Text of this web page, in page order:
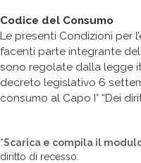
Codice del Consumo
Le presenti Condizioni per
facenti parte integrante
sono regolate dalla legge
decreto legislativo 6
consumo al Capo I° “Dei
*Scarica e compila il
diritto di recesso.